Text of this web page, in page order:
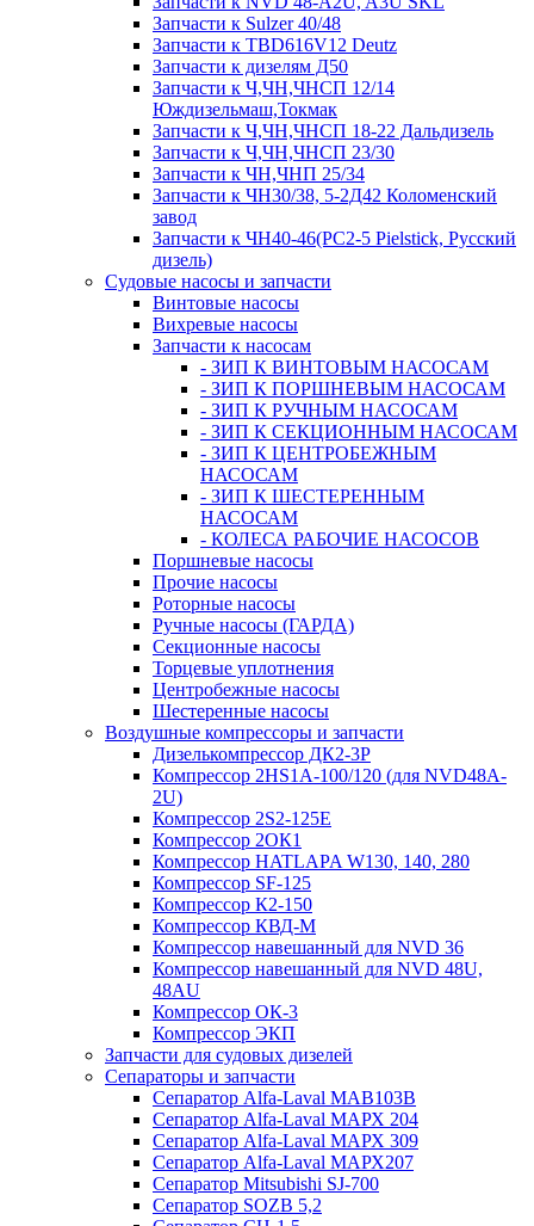
Запчасти к Sulzer 40/48
Запчасти к TBD616V12 Deutz
Запчасти к дизелям Д50
Запчасти к Ч,ЧН,ЧНСП 12/14
Юждизельмаш,Токмак
Запчасти к Ч,ЧН,ЧНСП 18-22 Дальдизель
Запчасти к Ч,ЧН,ЧНСП 23/30
Запчасти к ЧН,ЧНП 25/34
Запчасти к ЧН30/38, 5-2Д42 Коломенский
завод
Запчасти к ЧН40-46(PC2-5 Pielstick, Русский
дизель)
Судовые насосы и запчасти
Винтовые насосы
Вихревые насосы
Запчасти к насосам
- ЗИП К ВИНТОВЫМ НАСОСАМ
- ЗИП К ПОРШНЕВЫМ НАСОСАМ
- ЗИП К РУЧНЫМ НАСОСАМ
- ЗИП К СЕКЦИОННЫМ НАСОСАМ
- ЗИП К ЦЕНТРОБЕЖНЫМ
НАСОСАМ
- ЗИП К ШЕСТЕРЕННЫМ
НАСОСАМ
- КОЛЕСА РАБОЧИЕ НАСОСОВ
Поршневые насосы
Прочие насосы
Роторные насосы
Ручные насосы (ГАРДА)
Секционные насосы
Торцевые уплотнения
Центробежные насосы
Шестеренные насосы
Воздушные компрессоры и запчасти
Дизелькомпрессор ДК2-3Р
Компрессор 2HS1A-100/120 (для NVD48A-
2U)
Компрессор 2S2-125Е
Компрессор 2ОК1
Компрессор HATLAPA W130, 140, 280
Компрессор SF-125
Компрессор К2-150
Компрессор КВД-М
Компрессор навешанный для NVD 36
Компрессор навешанный для NVD 48U,
48AU
Компрессор ОК-3
Компрессор ЭКП
Запчасти для судовых дизелей
Сепараторы и запчасти
Сепаратор Alfa-Laval МАВ103В
Сепаратор Alfa-Laval МАРХ 204
Сепаратор Alfa-Laval МАРХ 309
Сепаратор Alfa-Laval МАРХ207
Сепаратор Mitsubishi SJ-700
Сепаратор SOZB 5,2